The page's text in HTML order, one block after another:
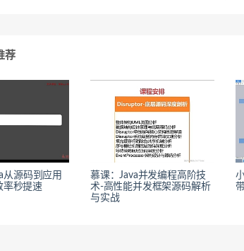
荐
从源码到应用
率秒提速
慕课：Java并发编程高阶技
术-高性能并发框架源码解析
与实战